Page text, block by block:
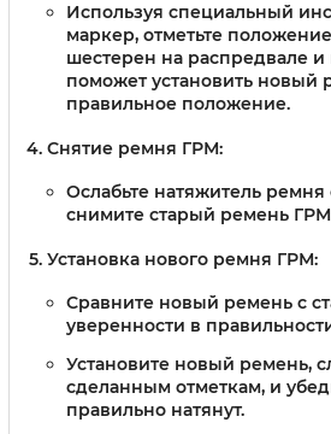
Используя специальный
маркер, отметьте
шестерен на распредвале и
поможет установить новый
правильное положение.
Снятие ремня ГРМ:
Ослабьте натяжитель
снимите старый ремень
Установка нового ремня ГРМ:
Сравните новый ремень с
уверенности в
Установите новый ремень,
сделанным отметкам, и
правильно натянут.